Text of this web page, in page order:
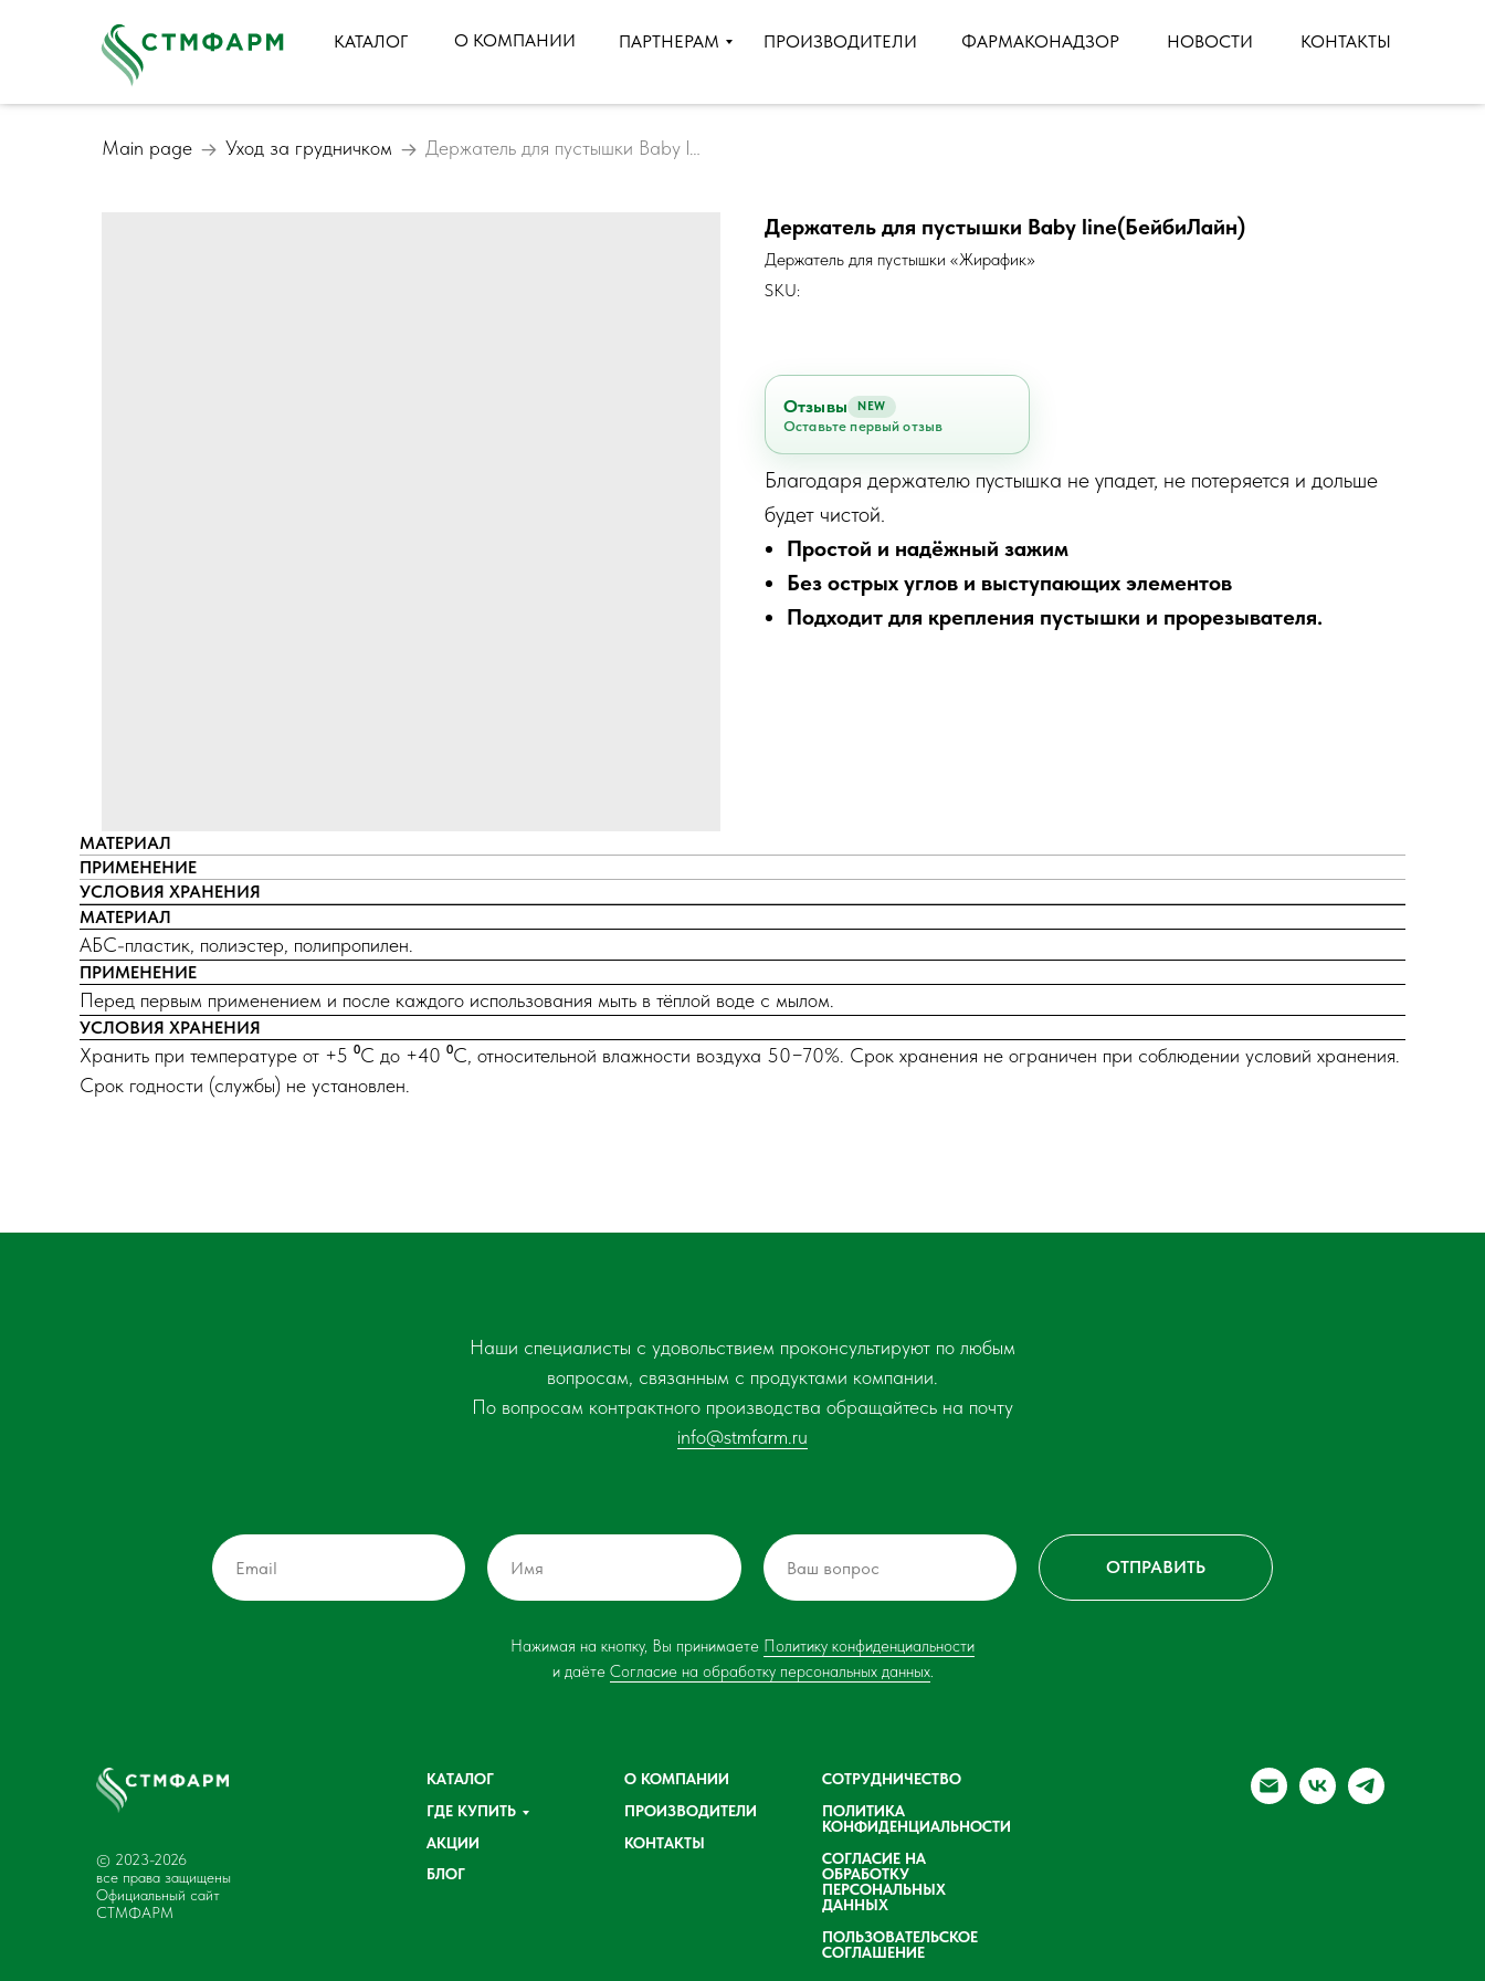
ПРОИЗВОДИТЕЛИ
ПАРТНЕРАМ КОНТАКТЫ
НОВОСТИ
КАТАЛОГ О КОМПАНИИ ФАРМАКОНАДЗОР
Main page Уход за грудничком
Держатель для пустышки Baby line(БейбиЛайн)
Держатель для пустышки «Жирафик»
SKU:
Отзывы NEW
Оставьте первый отзыв
Благодаря держателю пустышка не упадет, не потеряется и дольше
будет чистой.
Простой и надёжный зажим
Без острых углов и выступающих элементов
Подходит для крепления пустышки и прорезывателя.
МАТЕРИАЛ
ПРИМЕНЕНИЕ
УСЛОВИЯ ХРАНЕНИЯ
МАТЕРИАЛ
АБС-пластик, полиэстер, полипропилен.
ПРИМЕНЕНИЕ
Перед первым применением и после каждого использования мыть в тёплой воде с мылом.
УСЛОВИЯ ХРАНЕНИЯ
Хранить при температуре от +5 ⁰С до +40 ⁰С, относительной влажности воздуха 50−70%. Срок хранения не ограничен при соблюдении условий хранения.
Срок годности (службы) не установлен.
Наши специалисты с удовольствием проконсультируют по любым
вопросам, связанным с продуктами компании.
По вопросам контрактного производства обращайтесь на почту
info@stmfarm.ru
ОТПРАВИТЬ
Нажимая на кнопку, Вы принимаете Политику конфиденциальности
и даёте Согласие на обработку персональных данных.
© 2023-2026
все права защищены
Официальный сайт
СТМФАРМ
КАТАЛОГ
ГДЕ КУПИТЬ
АКЦИИ
БЛОГ
О КОМПАНИИ
ПРОИЗВОДИТЕЛИ
КОНТАКТЫ
СОТРУДНИЧЕСТВО
ПОЛИТИКА
КОНФИДЕНЦИАЛЬНОСТИ
СОГЛАСИЕ НА
ОБРАБОТКУ
ПЕРСОНАЛЬНЫХ
ДАННЫХ
ПОЛЬЗОВАТЕЛЬСКОЕ
СОГЛАШЕНИЕ